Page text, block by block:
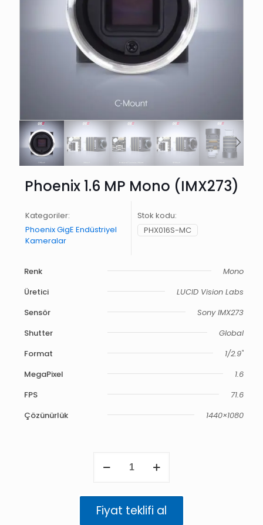
Phoenix 1.6 MP Mono (IMX273)
Kategoriler:
Phoenix GigE Endüstriyel
Kameralar
Stok kodu:
PHX016S-MC
Renk
Mono
Üretici
LUCID Vision Labs
Sensör
Sony IMX273
Shutter
Global
Format
1/2.9"
MegaPixel
1.6
FPS
71.6
Çözünürlük
1440×1080
adet
Fiyat teklifi al